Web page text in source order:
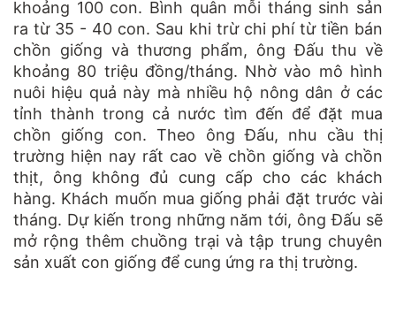
khoảng 100 con. Bình quân mỗi tháng sinh sản
ra từ 35 - 40 con. Sau khi trừ chi phí từ tiền bán
chồn giống và thương phẩm, ông Đấu thu về
khoảng 80 triệu đồng/tháng. Nhờ vào mô hình
nuôi hiệu quả này mà nhiều hộ nông dân ở các
tỉnh thành trong cả nước tìm đến để đặt mua
chồn giống con. Theo ông Ðấu, nhu cầu thị
trường hiện nay rất cao về chồn giống và chồn
thịt, ông không đủ cung cấp cho các khách
hàng. Khách muốn mua giống phải đặt trước vài
tháng. Dự kiến trong những năm tới, ông Đấu sẽ
mở rộng thêm chuồng trại và tập trung chuyên
sản xuất con giống để cung ứng ra thị trường.